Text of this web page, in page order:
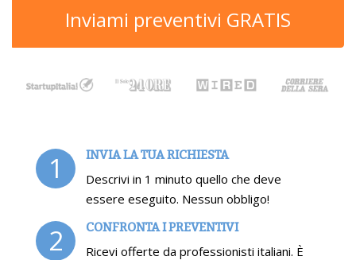
Inviami preventivi GRATIS
1 INVIA LA TUA RICHIESTA
Descrivi in 1 minuto quello che deve
essere eseguito. Nessun obbligo!
2 CONFRONTA I PREVENTIVI
Ricevi offerte da professionisti italiani. È